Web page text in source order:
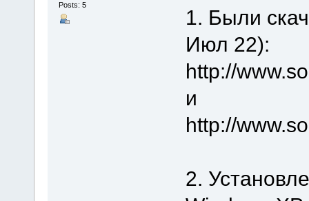
Posts: 5
1. Были
Июл 22):
http://
и
http://
2.